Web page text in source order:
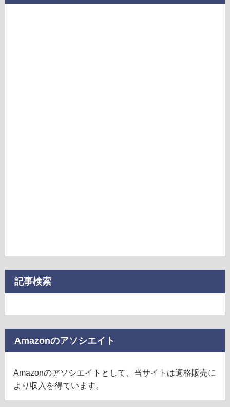
記事検索
Amazonのアソシエイト
Amazonのアソシエイトとして、当サイトは適格販売に
より収入を得ています。